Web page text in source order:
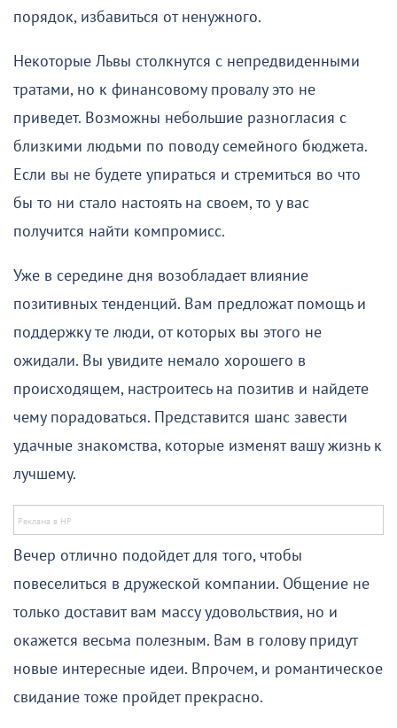
порядок, избавиться от ненужного.
Некоторые Львы столкнутся с непредвиденными
тратами, но к финансовому провалу это не
приведет. Возможны небольшие разногласия с
близкими людьми по поводу семейного бюджета.
Если вы не будете упираться и стремиться во что
бы то ни стало настоять на своем, то у вас
получится найти компромисс.
Уже в середине дня возобладает влияние
позитивных тенденций. Вам предложат помощь и
поддержку те люди, от которых вы этого не
ожидали. Вы увидите немало хорошего в
происходящем, настроитесь на позитив и найдете
чему порадоваться. Представится шанс завести
удачные знакомства, которые изменят вашу жизнь к
лучшему.
Вечер отлично подойдет для того, чтобы
повеселиться в дружеской компании. Общение не
только доставит вам массу удовольствия, но и
окажется весьма полезным. Вам в голову придут
новые интересные идеи. Впрочем, и романтическое
свидание тоже пройдет прекрасно.